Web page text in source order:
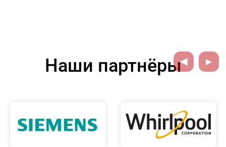
Наши партнёры